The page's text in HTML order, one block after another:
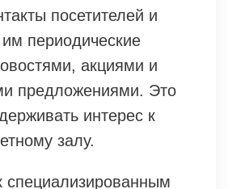
посетителей и
периодические
акциями и
предложениями. Это
интерес к
залу.
специализированным